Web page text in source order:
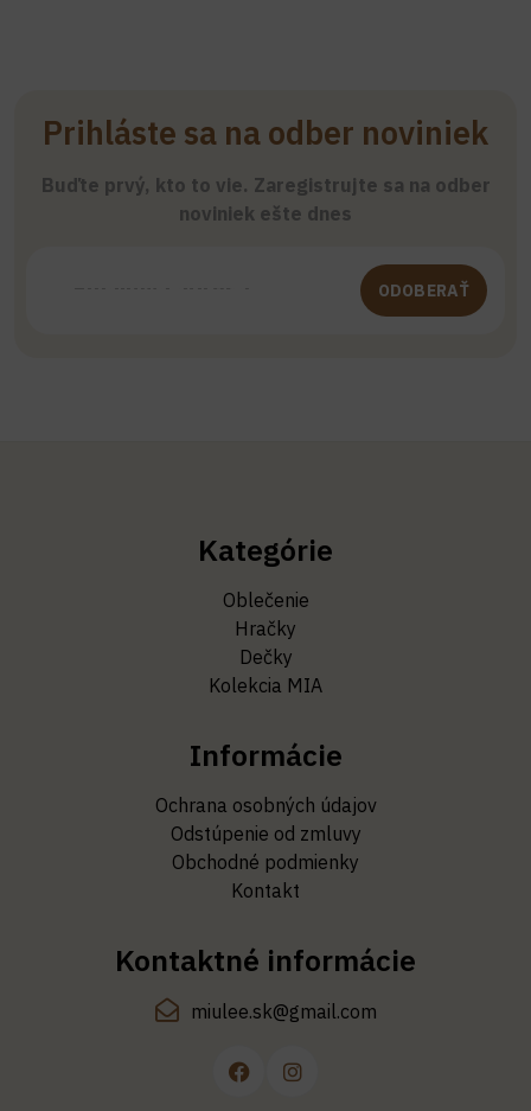
Prihláste sa na odber noviniek
Buďte prvý, kto to vie. Zaregistrujte sa na odber
noviniek ešte dnes
ODOBERAŤ
Kategórie
Oblečenie
Hračky
Dečky
Kolekcia MIA
Informácie
Ochrana osobných údajov
Odstúpenie od zmluvy
Obchodné podmienky
Kontakt
Kontaktné informácie
miulee.sk@gmail.com